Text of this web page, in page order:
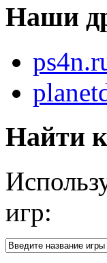
Наши
Найти
игр: